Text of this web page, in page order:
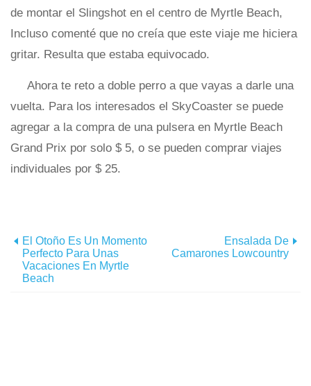
de montar el Slingshot en el centro de Myrtle Beach,
Incluso comenté que no creía que este viaje me hiciera
gritar. Resulta que estaba equivocado.
Ahora te reto a doble perro a que vayas a darle una
vuelta. Para los interesados el SkyCoaster se puede
agregar a la compra de una pulsera en Myrtle Beach
Grand Prix por solo $ 5, o se pueden comprar viajes
individuales por $ 25.
El Otoño Es Un Momento
Perfecto Para Unas
Vacaciones En Myrtle
Beach
Ensalada De
Camarones Lowcountry